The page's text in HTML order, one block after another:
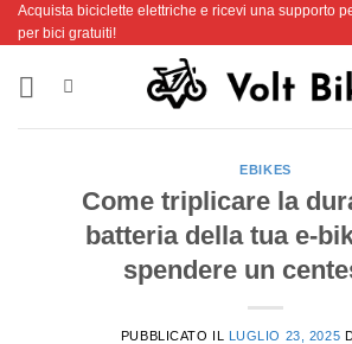
Salta
ai
contenuti
Acquista biciclette elettriche e ricevi una supporto
per bici gratuiti!
EBIKES
Come triplicare la
batteria della tua e-
spendere un
PUBBLICATO IL LUGLIO 23, 2025